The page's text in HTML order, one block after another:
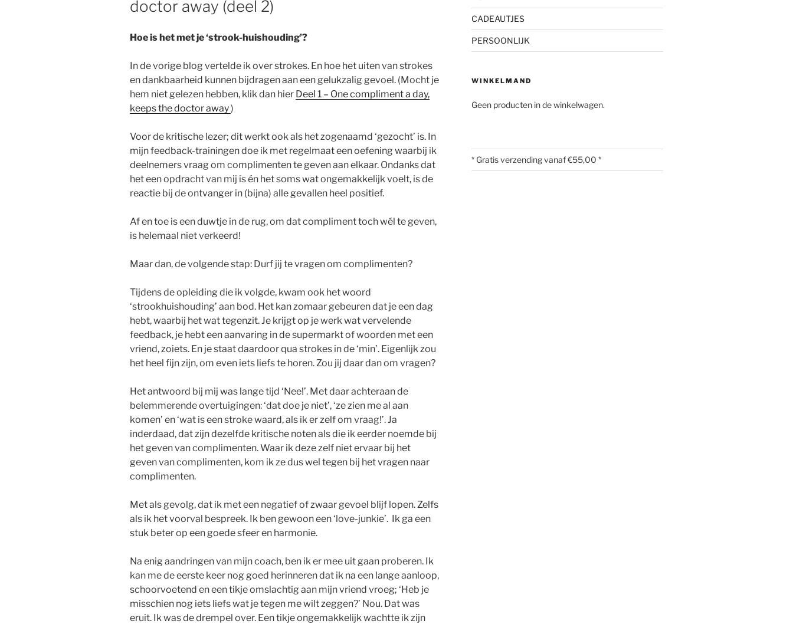
doctor away (deel 2)
Hoe is het met je ‘strook-huishouding’?
In de vorige blog vertelde ik over strokes. En hoe het uiten van strokes
en dankbaarheid kunnen bijdragen aan een gelukzalig gevoel. (Mocht je
hem niet gelezen hebben, klik dan hier Deel 1 – One compliment a day,
keeps the doctor away)
Voor de kritische lezer; dit werkt ook als het zogenaamd ‘gezocht’ is. In
mijn feedback-trainingen doe ik met regelmaat een oefening waarbij ik
deelnemers vraag om complimenten te geven aan elkaar. Ondanks dat
het een opdracht van mij is én het soms wat ongemakkelijk voelt, is de
reactie bij de ontvanger in (bijna) alle gevallen heel positief.
Af en toe is een duwtje in de rug, om dat compliment toch wél te geven,
is helemaal niet verkeerd!
Maar dan, de volgende stap: Durf jij te vragen om complimenten?
Tijdens de opleiding die ik volgde, kwam ook het woord
‘strookhuishouding’ aan bod. Het kan zomaar gebeuren dat je een dag
hebt, waarbij het wat tegenzit. Je krijgt op je werk wat vervelende
feedback, je hebt een aanvaring in de supermarkt of woorden met een
vriend, zoiets. En je staat daardoor qua strokes in de ‘min’. Eigenlijk zou
het heel fijn zijn, om even iets liefs te horen. Zou jij daar dan om vragen?
Het antwoord bij mij was lange tijd ‘Nee!’. Met daar achteraan de
belemmerende overtuigingen: ‘dat doe je niet’, ‘ze zien me al aan
komen’ en ‘wat is een stroke waard, als ik er zelf om vraag!’. Ja
inderdaad, dat zijn dezelfde kritische noten als die ik eerder noemde bij
het geven van complimenten. Waar ik deze zelf niet ervaar bij het
geven van complimenten, kom ik ze dus wel tegen bij het vragen naar
complimenten.
Met als gevolg, dat ik met een negatief of zwaar gevoel blijf lopen. Zelfs
als ik het voorval bespreek. Ik ben gewoon een ‘love-junkie’. Ik ga een
stuk beter op een goede sfeer en harmonie.
Na enig aandringen van mijn coach, ben ik er mee uit gaan proberen. Ik
kan me de eerste keer nog goed herinneren dat ik na een lange aanloop,
schoorvoetend en een tikje omslachtig aan mijn vriend vroeg; ‘Heb je
misschien nog iets liefs wat je tegen me wilt zeggen?’ Nou. Dat was
eruit. Ik was de drempel over. Een tikje ongemakkelijk wachtte ik zijn
CADEAUTJES
PERSOONLIJK
WINKELMAND
Geen producten in de winkelwagen.
* Gratis verzending vanaf €55,00 *